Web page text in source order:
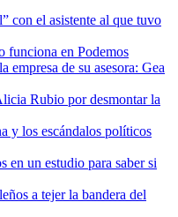
con el asistente al que tuvo
funciona en Podemos
empresa de su asesora: Gea
Rubio por desmontar la
y los escándalos políticos
en un estudio para saber si
a tejer la bandera del